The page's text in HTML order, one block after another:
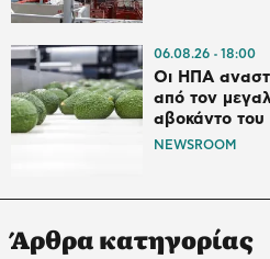
06.08.26 18:00
Οι ΗΠΑ
από τον
αβοκάντο του
NEWSROOM
Άρθρα κατηγορίας